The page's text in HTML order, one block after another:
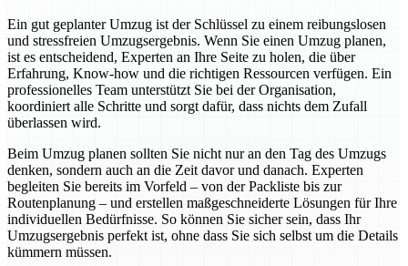
Ein gut geplanter Umzug ist der Schlüssel zu einem reibungslosen
und stressfreien Umzugsergebnis. Wenn Sie einen Umzug planen,
ist es entscheidend, Experten an Ihre Seite zu holen, die über
Erfahrung, Know-how und die richtigen Ressourcen verfügen. Ein
professionelles Team unterstützt Sie bei der Organisation,
koordiniert alle Schritte und sorgt dafür, dass nichts dem Zufall
überlassen wird.
Beim Umzug planen sollten Sie nicht nur an den Tag des Umzugs
denken, sondern auch an die Zeit davor und danach. Experten
begleiten Sie bereits im Vorfeld – von der Packliste bis zur
Routenplanung – und erstellen maßgeschneiderte Lösungen für Ihre
individuellen Bedürfnisse. So können Sie sicher sein, dass Ihr
Umzugsergebnis perfekt ist, ohne dass Sie sich selbst um die Details
kümmern müssen.